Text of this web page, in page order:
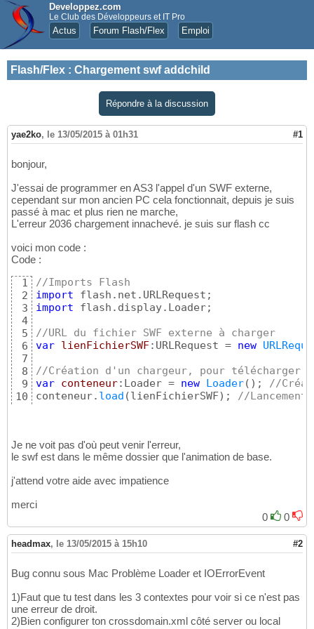
Developpez.com
Le Club des Développeurs et IT Pro
Actus Forum Flash/Flex Emploi
Flash/Flex : Chargement swf addchild
Répondre à la discussion
yae2ko, le 13/05/2015 à 01h31 #1
bonjour,
J'essai de programmer en AS3 l'appel d'un SWF externe,
cependant sur mon ancien PC cela fonctionnait, depuis je suis
passé à mac et plus rien ne marche,
L'erreur 2036 chargement innachevé. je suis sur flash cc
voici mon code :
Code :
1
2
3
4
5
6
7
8
9
10
//Imports Flash
import
import flash.display.Loader;
//URL du fichier SWF externe à charger
var lienFichierSWF:URLRequest = new
//Création d'un chargeur, pour télécharger
var conteneur:Loader = new Loader( ) ; //
conteneur. load (lienFichierSWF) ; //
Je ne voit pas d'où peut venir l'erreur,
le swf est dans le même dossier que l'animation de base.
j'attend votre aide avec impatience
merci
0
0
headmax, le 13/05/2015 à 15h10 #2
Bug connu sous Mac Problème Loader et IOErrorEvent
1)Faut que tu test dans les 3 contextes pour voir si ce n'est pas
une erreur de droit.
2)Bien configurer ton crossdomain.xml côté server ou local